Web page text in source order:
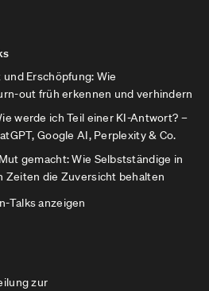
Erschöpfung: Wie
out früh erkennen und verhindern
werde ich Teil einer KI-Antwort? –
Google AI, Perplexity & Co.
gemacht: Wie Selbstständige in
Zeiten die Zuversicht behalten
Talks anzeigen
zur